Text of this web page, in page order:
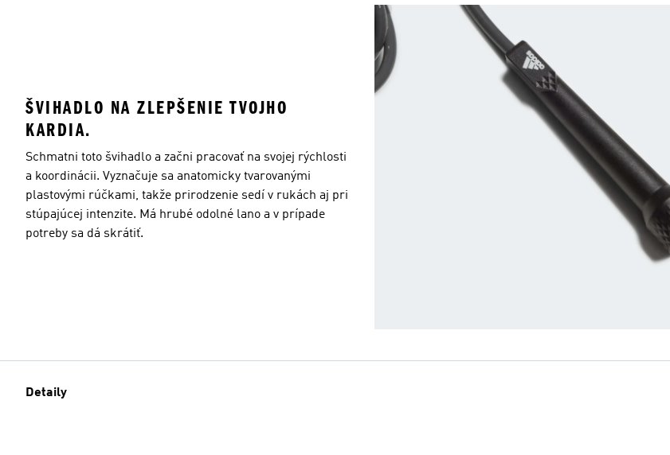
ŠVIHADLO NA ZLEPŠENIE TVOJHO
KARDIA.
Schmatni toto švihadlo a začni pracovať na svojej rýchlosti
a koordinácii. Vyznačuje sa anatomicky tvarovanými
plastovými rúčkami, takže prirodzenie sedí v rukách aj pri
stúpajúcej intenzite. Má hrubé odolné lano a v prípade
potreby sa dá skrátiť.
Detaily